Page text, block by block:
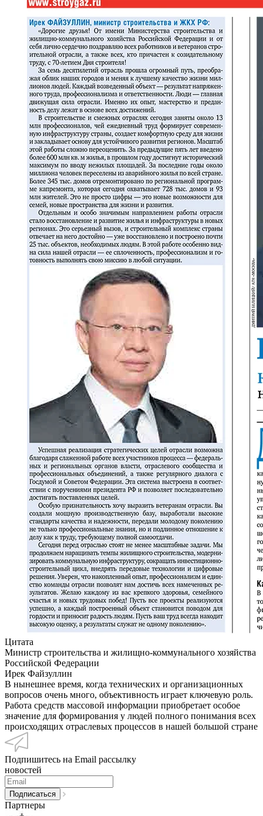
Цитата
Министр строительства и жилищно-коммунального хозяйства
Российской Федерации
Ирек Файзуллин
В нынешнее время, когда технических и организационных
вопросов очень много, объективность играет ключевую роль.
Работа средств массовой информации приобретает особое
значение для формирования у людей полного понимания всех
происходящих отраслевых процессов в нашей большой стране
Подпишитесь на Email рассылку
новостей
Партнеры